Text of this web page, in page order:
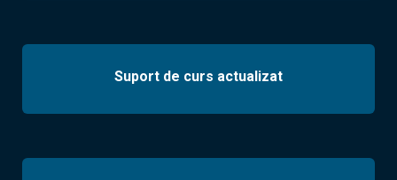
Suport de curs actualizat